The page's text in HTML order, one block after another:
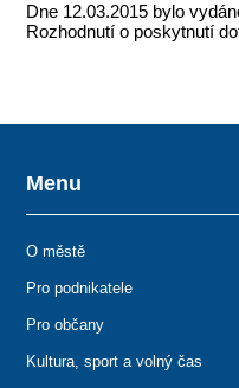
Dne 12.03.2015 bylo
Rozhodnutí o poskytnutí
Menu
O městě
Pro podnikatele
Pro občany
Kultura, sport a volný čas